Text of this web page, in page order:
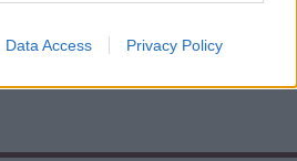
Data Access Privacy Policy